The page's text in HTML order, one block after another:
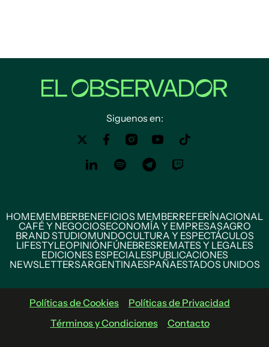
Siguenos en:
HOMEMEMBERBENEFICIOS MEMBERREFERÍNACIONAL
CAFÉ Y NEGOCIOSECONOMÍA Y EMPRESASAGRO
BRAND STUDIOMUNDOCULTURA Y ESPECTÁCULOS
LIFESTYLEOPINIÓNFÚNEBRESREMATES Y LEGALES
EDICIONES ESPECIALESPUBLICACIONES
NEWSLETTERSARGENTINAESPAÑAESTADOS UNIDOS
Políticas de Cookies
Políticas de Privacidad
Términos y Condiciones
Contacto